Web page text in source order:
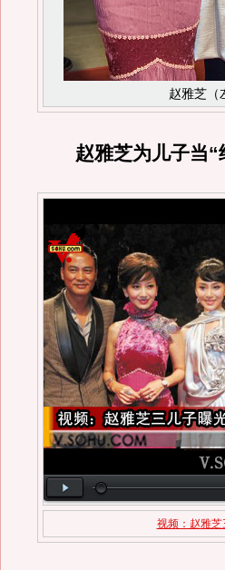
赵雅芝（
赵雅芝为儿子当“
视频：赵雅